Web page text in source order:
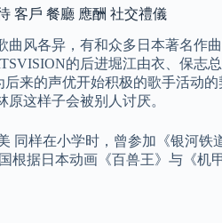
客戶 餐廳 應酬 社交禮儀
风各异，有和众多日本著名作
的后进堀江由衣、保志
来的声优开始积极的歌手活动
这样子会被别人讨厌。
同样在小学时，曾参加《银河
据日本动画《百兽王》与《机